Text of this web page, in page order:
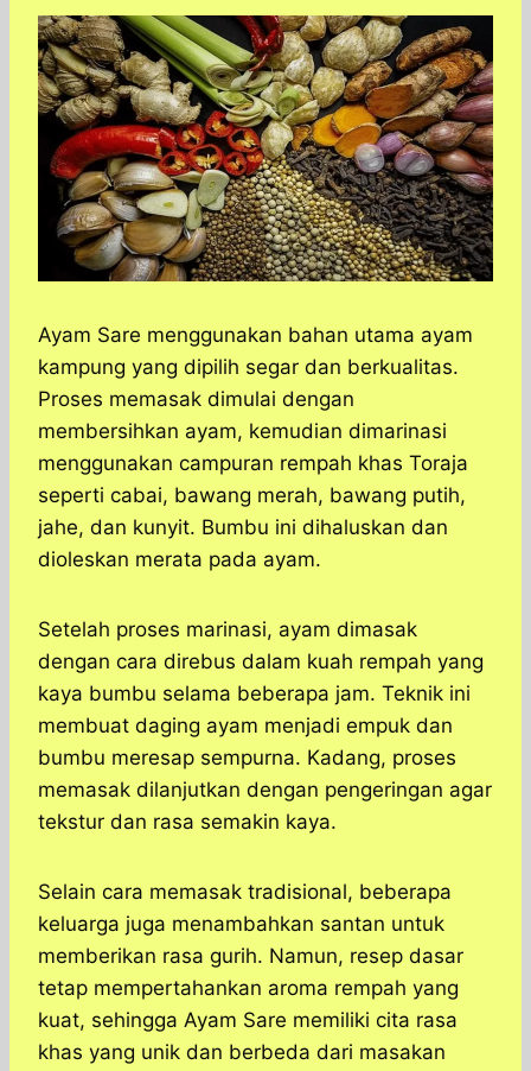
Ayam Sare menggunakan bahan utama ayam
kampung yang dipilih segar dan berkualitas.
Proses memasak dimulai dengan
membersihkan ayam, kemudian dimarinasi
menggunakan campuran rempah khas Toraja
seperti cabai, bawang merah, bawang putih,
jahe, dan kunyit. Bumbu ini dihaluskan dan
dioleskan merata pada ayam.
Setelah proses marinasi, ayam dimasak
dengan cara direbus dalam kuah rempah yang
kaya bumbu selama beberapa jam. Teknik ini
membuat daging ayam menjadi empuk dan
bumbu meresap sempurna. Kadang, proses
memasak dilanjutkan dengan pengeringan agar
tekstur dan rasa semakin kaya.
Selain cara memasak tradisional, beberapa
keluarga juga menambahkan santan untuk
memberikan rasa gurih. Namun, resep dasar
tetap mempertahankan aroma rempah yang
kuat, sehingga Ayam Sare memiliki cita rasa
khas yang unik dan berbeda dari masakan